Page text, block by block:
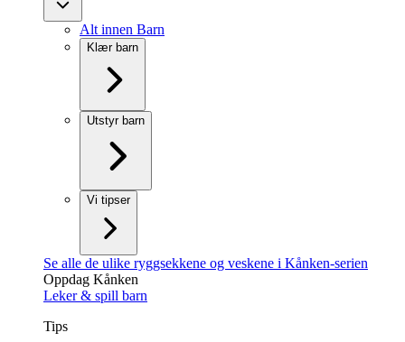
Alt innen Barn
Klær barn
Utstyr barn
Vi tipser
Se alle de ulike ryggsekkene og veskene i Kånken-serien
Oppdag Kånken
Leker & spill barn
Tips